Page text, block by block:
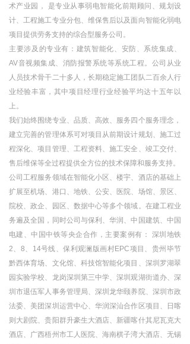
术产业园， 是专业从事弱电智能化前期顾问、规划设
计、工程施工专业分包、维保售后以及面向智能化弱电
项目提供劳务支持的综合型服务公司。
主要涉及的专业有：建筑智能化、安防、系统集成、
AV音视频集成、消防报警系统等系统工程。公司从业
人员技术骨干二十多人，长期稳定施工团队二百余人行
业经验丰富，其中项目经理行业经验平均达十五年以
上。
我们始终围绕专业、品质、高效、服务四个服务理念，
建立完善的管理体系可对项目从前期设计规划、施工过
程深化、项目管理、工程资料、施工安全、竣工交付、
售后维保等全过程提供全方位的技术保障和服务支持。
公司工程服务领域在智能化小区、楼宇、酒店的基础上
扩展至机场、港口、地铁、公安、医院、场馆、景区、
院校、政企、园区、数据中心等多个领域。在建工程业
务遍及全国，同时公司与保利、华润、中国建筑、中国
电建、中国中铁等央企合作，主要案例有： 深圳地铁
2、8、14号线、保利观澜版画村EPC项目、贵州毕节
黔西体育场、文化馆、科技馆智能化项目、深圳罗湖翠
园实验学校、龙岗深圳第三中学、深圳观湖街道办、深
圳市退伍军人事务管理局、深圳龙华颐养院、深圳市政
法委、美团深圳运营中心、华润深汕合作区项目、日喀
则大剧院、贵阳群升豪生大酒店、新疆喀什其尼瓦克大
酒店、广西梧州市工人医院、海南棋子湾大酒店、无锡